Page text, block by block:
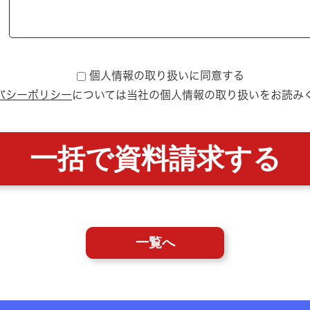
個人情報の取り扱いに同意する
シーポリシーについては当社の個人情報の取り扱いをお読み
一覧へ